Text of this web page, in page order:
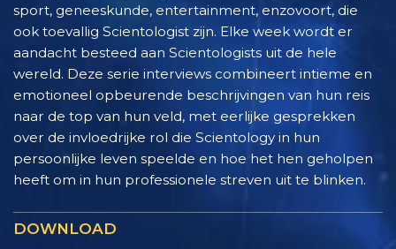
sport, geneeskunde, entertainment, enzovoort, die
ook toevallig Scientologist zijn. Elke week wordt er
aandacht besteed aan Scientologists uit de hele
wereld. Deze serie interviews combineert intieme en
emotioneel opbeurende beschrijvingen van hun reis
naar de top van hun veld, met eerlijke gesprekken
over de invloedrijke rol die Scientology in hun
persoonlijke leven speelde en hoe het hen geholpen
heeft om in hun professionele streven uit te blinken.
DOWNLOAD